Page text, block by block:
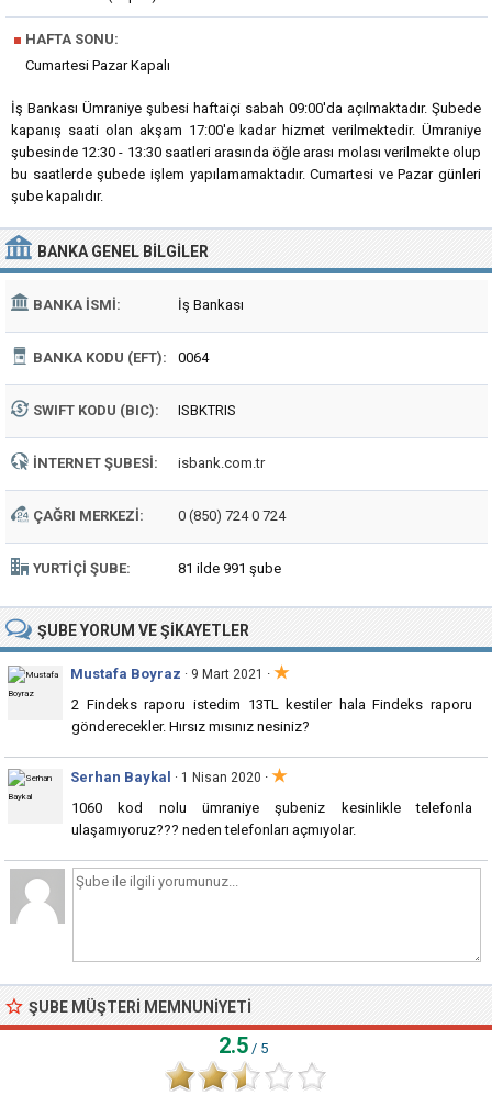
■ HAFTA SONU:
Cumartesi Pazar Kapalı
İş Bankası Ümraniye şubesi haftaiçi sabah 09:00'da açılmaktadır. Şubede
kapanış saati olan akşam 17:00'e kadar hizmet verilmektedir. Ümraniye
şubesinde 12:30 - 13:30 saatleri arasında öğle arası molası verilmekte olup
bu saatlerde şubede işlem yapılamamaktadır. Cumartesi ve Pazar günleri
şube kapalıdır.
BANKA GENEL BILGILER
BANKA İSMI: İş Bankası
BANKA KODU (EFT): 0064
SWIFT KODU (BIC): ISBKTRIS
İNTERNET ŞUBESI: isbank.com.tr
ÇAĞRI MERKEZI: 0 (850) 724 0 724
YURTIÇI ŞUBE: 81 ilde 991 şube
ŞUBEYORUM VE ŞIKAYETLER
Mustafa Boyraz · 9 Mart 2021 · ★
2 Findeks raporu istedim 13TL kestiler hala Findeks raporu
gönderecekler. Hırsız mısınız nesiniz?
Serhan Baykal · 1 Nisan 2020 · ★
1060 kod nolu ümraniye şubeniz kesinlikle telefonla
ulaşamıyoruz??? neden telefonları açmıyolar.
ŞUBE MÜŞTERI MEMNUNIYETI
2.5 / 5